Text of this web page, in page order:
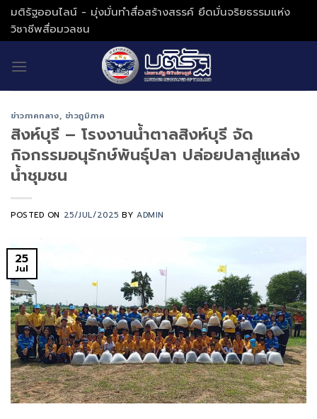
Skip
to
content
มติรัฐออนไลน์ - มุ่งมั่นทำสื่อสร้างสรรค์ ยึดมั่นจริยธรรมแห่ง
วิชาชีพสื่อมวลชน
ข่าวภาคกลาง, ข่าวภูมิภาค
สิงห์บุรี – โรงงานน้ำตาลสิงห์บุรี จัด
กิจกรรมอนุรักษ์พันธุ์ปลา ปล่อยปลาสู่แหล่ง
น้ำชุมชน
POSTED ON 25/JUL/2025 BYADMIN
25
Jul